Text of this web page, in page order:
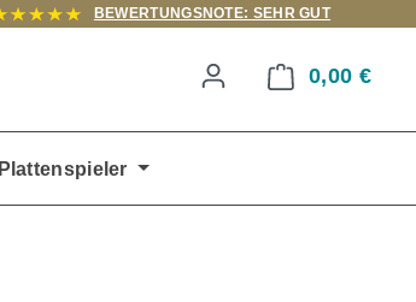
BEWERTUNGSNOTE: SEHR GUT
0,00 €
Plattenspieler